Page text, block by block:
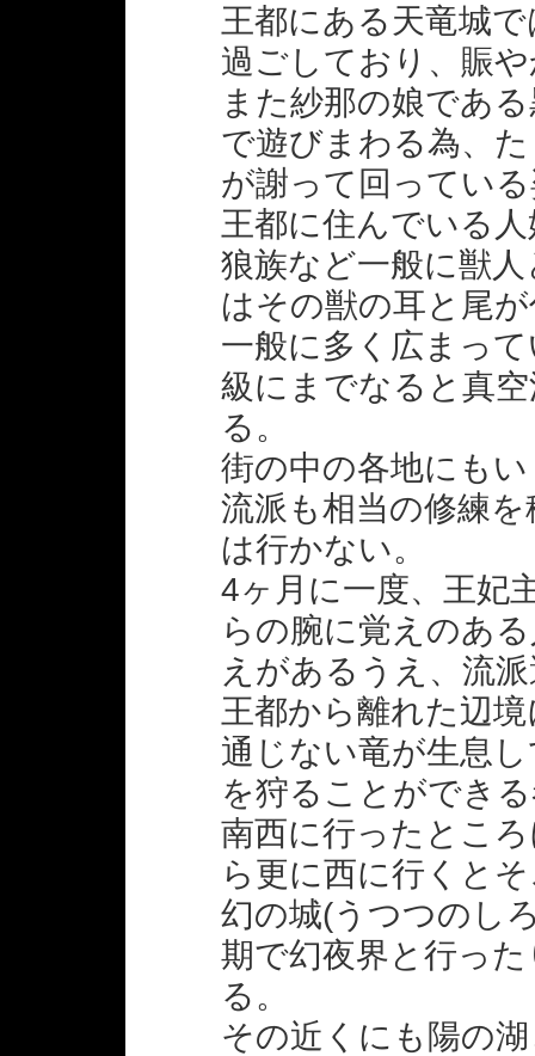
王都にある天竜城
過ごしており、賑
また紗那の娘であ
で遊びまわる為、
が謝って回ってい
王都に住んでいる
狼族など一般に獣
はその獣の耳と尾
一般に多く広まっ
級にまでなると真
る。
街の中の各地にも
流派も相当の修練
は行かない。
4ヶ月に一度、王妃
らの腕に覚えのあ
えがあるうえ、流
王都から離れた辺
通じない竜が生息
を狩ることができ
南西に行ったとこ
ら更に西に行くと
幻の城(うつつのし
期で幻夜界と行っ
る。
その近くにも陽の